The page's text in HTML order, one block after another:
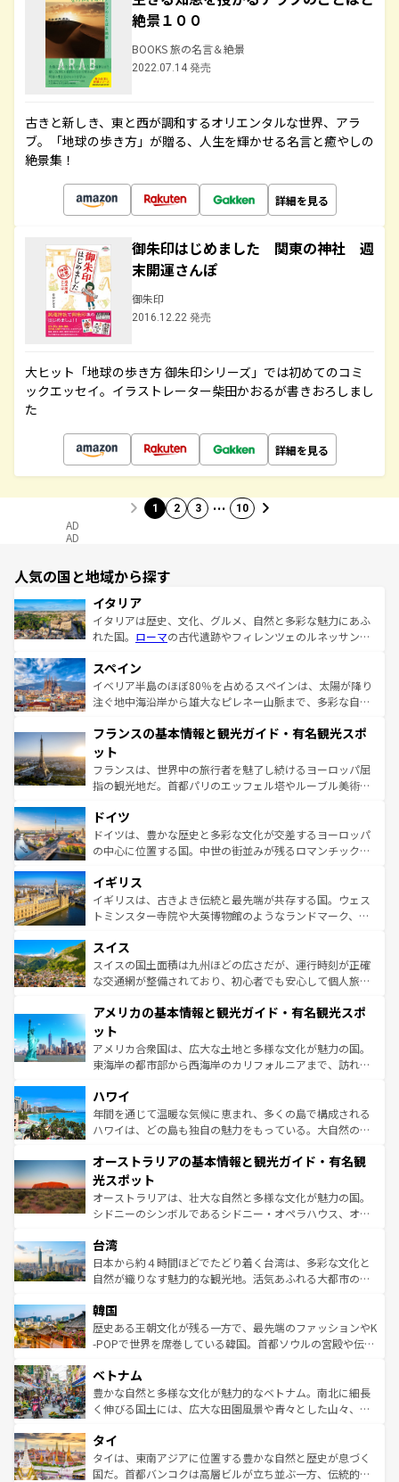
絶景１００
BOOKS 旅の名言＆絶景
2022.07.14 発売
古きと新しき、東と西が調和するオリエンタルな世界、アラ
ブ。「地球の歩き方」が贈る、人生を輝かせる名言と癒やしの
絶景集！
詳細を見る
御朱印はじめました 関東の神社 週
末開運さんぽ
御朱印
2016.12.22 発売
大ヒット「地球の歩き方 御朱印シリーズ」では初めてのコミ
ックエッセイ。イラストレーター柴田かおるが書きおろしまし
た
詳細を見る
1 2 3 … 10
AD
AD
人気の国と地域から探す
イタリア
イタリアは歴史、文化、グルメ、自然と多彩な魅力にあふ
れた国。 ローマの古代遺跡やフィレンツェのルネッサンス
ろん、トスカーナの美しい田園風景やアマルフィ海岸の絶
景など、自然景観も見逃せない。観光の合間には、本場の
ピザやパスタなど、絶品のイタリア料理を堪能することも
ませてくれるイタリアで、忘れられない旅をしてみよう！
なお、新着のイタリア情報は
しい。
スペイン
イベリア半島のほぼ80％を占めるスペインは、太陽が降り
注ぐ地中海沿岸から雄大なピレネー山脈まで、多彩な自然
文化が根付くこの国では、情熱的なフラメンコ、熱気あふ
れる闘牛、そして美味しいタパスが生活の一部となってい
る。首都マドリードの洗練された雰囲気や、バルセロナの
アートに溢れた街角から、地方では古代ローマ遺跡や中世
せる。地方によって風土や気候が異なるスペインはその個
性で訪れる人を魅了する。 なお、新着のスペイン情報は コ
ンテンツ一覧を参照してほしい。
フランスの基本情報と観光ガイド・有名観光スポ
ット
フランスは、世界中の旅行者を魅了し続けるヨーロッパ屈
指の観光地だ。首都パリのエッフェル塔やルーブル美術館
で、幅広い魅力が詰まっている。華麗な宮殿、歴史的な大
聖堂、美しいビーチ、そして豊かな自然が、訪れる者を心
から魅了する。また、フランスは美食の国としても知ら
いる。シャンパンの発祥地であるランス、プロヴァンスの
香り高いラベンダー畑など、多彩な楽しみ方が可能だ。さ
らに、パリ以外の地域にも魅力が溢れており、どの街角に
れる地方に足を運ぶとそれぞれで全く異なる文化を体験で
きるだろう。 なお、新着のフランス情報はコンテンツ一覧
を参照してほしい。
ドイツ
ドイツは、豊かな歴史と多彩な文化が交差するヨーロッパ
の中心に位置する国。中世の街並みが残るロマンチック街
顔を持つこの国は、どこを歩いても飽きることがない。ベ
ルリンの文化的活気、バイエルン州のアルプスの絶景、そ
してライン川沿いのワイン畑といった風景は必見。ビール
は、お酒好きな人にはぜひ体験してほしい。 なお、新着の
ドイツ情報はコンテンツ一覧を参照してほしい。
イギリス
イギリスは、古きよき伝統と最先端が共存する国。ウェス
トミンスター寺院や大英博物館のようなランドマーク、歴
リアごとに異なる魅力がある。また、優雅なアフタヌーン
ティー、ビール好きにはたまらない英国パブ、サッカー観
戦など、本場だからこそできる体験も豊富。イギリスを旅
ンツ一覧を参照してほしい。
スイス
スイスの国土面積は九州ほどの広さだが、運行時刻が正確
な交通網が整備されており、初心者でも安心して個人旅行
の建物がそのまま残る町や、スイスならではのユニークな
博物館もあり、アルプス観光だけでなく町歩きも満喫する
ことができる。国民の所得が高いため物価も高いが、旅行
者向けの交通パス提供のサービスもあり、うまく活用すれ
着のスイス情報は
アメリカの基本情報と観光ガイド・有名観光スポ
ット
アメリカ合衆国は、広大な土地と多様な文化が魅力の国。
東海岸の都市部から西海岸のカリフォルニアまで、訪れる
のような巨大都市は、観光、ショッピング、エンターテイ
ンメントが詰まった刺激的なスポットだ。一方、アメリカ
西部には大自然が広がり、グランドキャニオンやイエロー
部のニューオーリンズでは、音楽と美食が融合した独特の
文化が魅力。旅行者はアメリカの各地域で異なる魅力を楽
しみながら、その多様性と豊かな歴史を感じることができ
るだろう。車でのロードトリップや列車の旅も、アメリカ
情報は
ハワイ
年間を通じて温暖な気候に恵まれ、多くの島で構成される
ハワイは、どの島も独自の魅力をもっている。大自然の神
ワイ島は見逃せない。また、定番の観光地といえばオアフ
島だが、静かな自然を求めるならマウイ島やカウアイ島が
おすすめ。エメラルドグリーンに輝く海をはじめ、豊かな
文化や歴史が息づいている。「アロハスピリット」と呼ば
人々、おいしいローカルフードやハワイアンミュージッ
ク、伝統的なフラダンスなど、すべてがハワイの魅力を彩
っている。訪れるたびに新しい発見と感動が待っているハ
はコンテンツ一覧
オーストラリアの基本情報と観光ガイド・有名観
光スポット
オーストラリアは、壮大な自然と多様な文化が魅力の国。
シドニーのシンボルであるシドニー・オペラハウス、オー
リアリーフや大陸中央部にそびえるウルル（エアーズロッ
ク）、タスマニアの美しい原生林やケアンズの熱帯雨林な
ど、見どころがたくさん。また、カフェやワイン、オージ
いる。アクティビティも充実しており、サーフィンやダイ
ビング、ハイキングなど、アウトドア好きにはたまらな
い。オーストラリアの多彩な魅力を存分に味わいつくそ
参照してほしい。
台湾
日本から約４時間ほどでたどり着く台湾は、多彩な文化と
自然が織りなす魅力的な観光地。活気あふれる大都市の台
ン）、静ひつな山岳地帯である台湾東部など、都市の喧騒
と山間の静けさが共存しており、訪れる人に新しい発見と
驚きをもたらしてくれる。また、奥深い台湾の食文化も魅
容にもいいと評判のスイーツなど、バラエティ豊かな料理
が味わえる。 なお、新着の台湾情報は コンテンツ一覧を参
照してほしい。
韓国
歴史ある王朝文化が残る一方で、最先端のファッションやK
-POPで世界を席巻している韓国。首都ソウルの宮殿や伝統
き、地方に足を延ばせば四季折々の自然美を楽しむことが
できる。そして、キムチや焼肉、絶品のストリートフード
まで、さまざまな韓国料理が待っている。夜には、韓国な
リティに包まれながら、韓国の多彩な魅力を心ゆくまで味
わってみてほしい。 なお、新着の韓国情報はコンテンツ一
覧を参照してほしい。
ベトナム
豊かな自然と多様な文化が魅力的なベトナム。南北に細長
く伸びる国土には、広大な田園風景や青々とした山々、世
急速な発展と共に伝統が息づく。ハノイの古い町並みやホ
ーチミン市のフランス統治時代の建物も、独特の雰囲気を
醸し出している。また、バラエティの豊かさとおいしさで
タイ
タイは、東南アジアに位置する豊かな自然と歴史が息づく
国だ。首都バンコクは高層ビルが立ち並ぶ一方、伝統的な